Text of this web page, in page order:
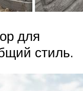
для
стиль.